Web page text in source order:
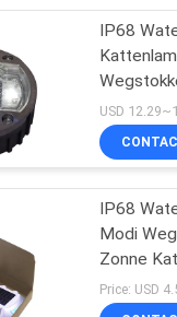
IP68
IP68
Modi
Zonne